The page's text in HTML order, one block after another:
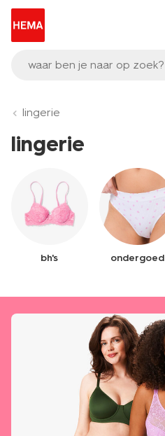
waar ben je naar op zoek?
lingerie
lingerie
bh's ondergoed